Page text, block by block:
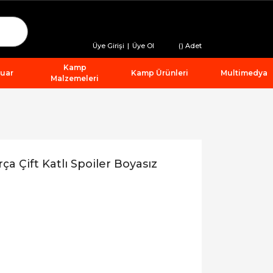
Üye Girişi | Üye Ol () Adet
Kamp
Malzemeleri
Kamp Ürünleri Multimedya
Çift Katlı Spoiler Boyasız